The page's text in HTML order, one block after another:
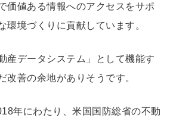
価値ある情報へのアクセスをサポ
環境づくりに貢献しています。
産データシステム」として機能す
改善の余地がありそうです。
年にわたり、米国国防総省の不動